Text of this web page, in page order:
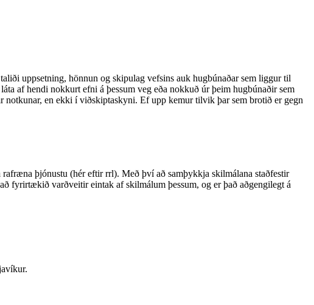
uppsetning, hönnun og skipulag vefsins auk hugbúnaðar sem liggur til
af hendi nokkurt efni á þessum veg eða nokkuð úr þeim hugbúnaðir sem
en ekki í viðskiptaskyni. Ef upp kemur tilvik þar sem brotið er gegn
þjónustu (hér eftir rrl). Með því að samþykkja skilmálana staðfestir
fyrirtækið varðveitir eintak af skilmálum þessum, og er það aðgengilegt á